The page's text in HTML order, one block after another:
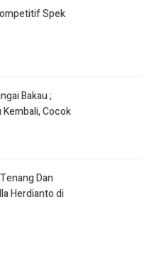
Spek
Bakau ;
Kembali, Cocok
Dan
Herdianto di